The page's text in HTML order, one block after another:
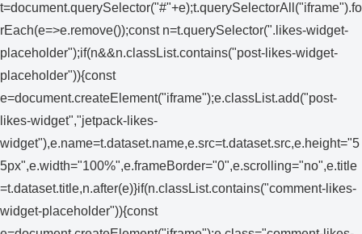
t=document.querySelector("#"+e);t.querySelectorAll("iframe").fo
rEach(e=>e.remove());const n=t.querySelector(".likes-widget-
placeholder");if(n&&n.classList.contains("post-likes-widget-
placeholder")){const
e=document.createElement("iframe");e.classList.add("post-
likes-widget","jetpack-likes-
widget"),e.name=t.dataset.name,e.src=t.dataset.src,e.height="5
5px",e.width="100%",e.frameBorder="0",e.scrolling="no",e.title
=t.dataset.title,n.after(e)}if(n.classList.contains("comment-likes-
widget-placeholder")){const